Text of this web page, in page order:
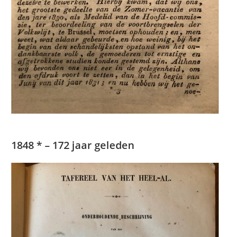
1848 * – 172 jaar geleden